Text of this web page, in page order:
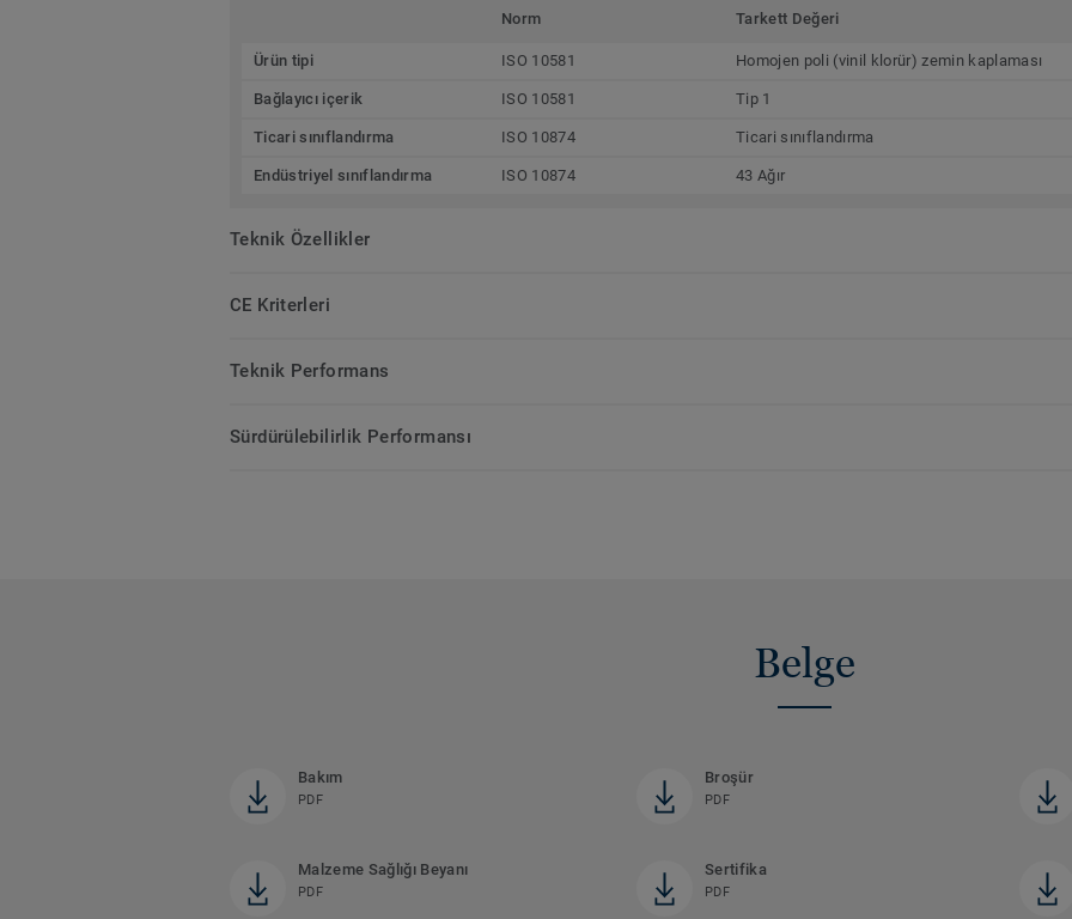
Norm Tarkett Değeri
Ürün tipi ISO 10581 Homojen poli (vinil klorür) zemin kaplaması
Bağlayıcı içerik ISO 10581 Tip 1
Ticari sınıflandırma ISO 10874 Ticari sınıflandırma
Endüstriyel sınıflandırma ISO 10874 43 Ağır
Teknik Özellikler
CE Kriterleri
Teknik Performans
Sürdürülebilirlik Performansı
Belge
Bakım
PDF
Broşür
PDF
Malzeme Sağlığı Beyanı
PDF
Sertifika
PDF